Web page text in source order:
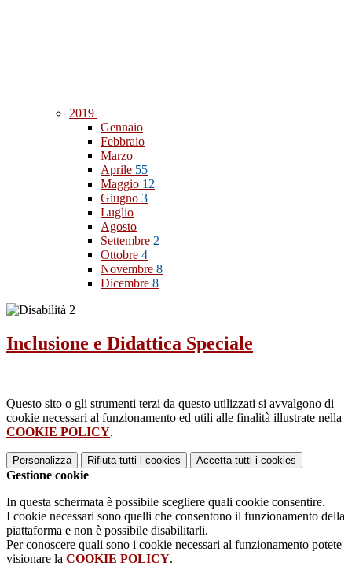
2019
Gennaio
Febbraio
Marzo
Aprile 55
Maggio 12
Giugno 3
Luglio
Agosto
Settembre 2
Ottobre 4
Novembre 8
Dicembre 8
Inclusione e Didattica Speciale
Questo sito o gli strumenti terzi da questo utilizzati si avvalgono di
cookie necessari al funzionamento ed utili alle finalità illustrate nella
COOKIE POLICY.
Personalizza Rifiuta tutti i cookies Accetta tutti i cookies
Gestione cookie
In questa schermata è possibile scegliere quali cookie consentire.
I cookie necessari sono quelli che consentono il funzionamento della
piattaforma e non è possibile disabilitarli.
Per conoscere quali sono i cookie necessari al funzionamento potete
visionare la COOKIE POLICY.